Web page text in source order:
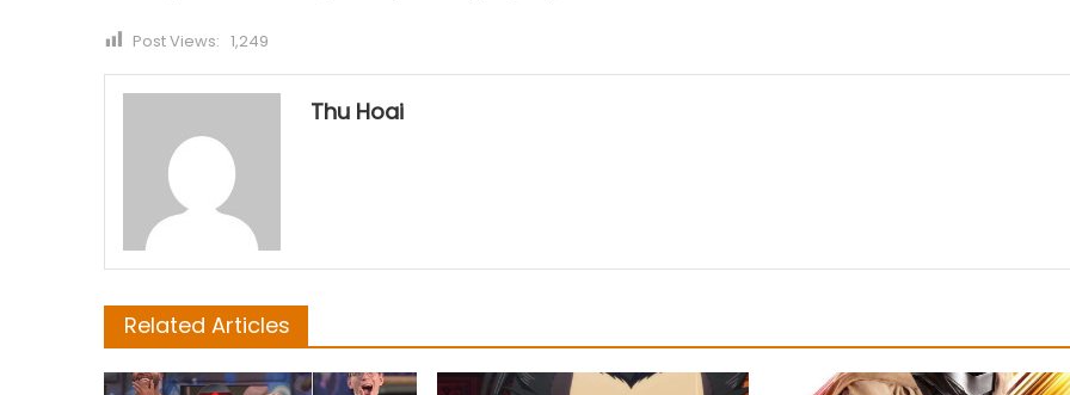
Post Views: 1,249
Thu Hoai
Related Articles